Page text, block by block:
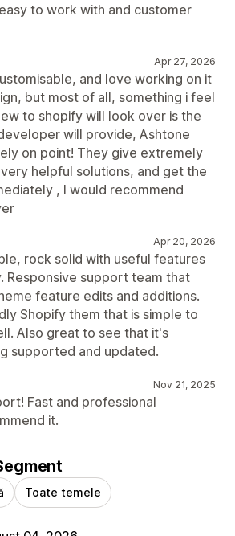
to work with and customer
Apr 27, 2026
and love working on it
but most of all, something i feel
to shopify will look over is the
will provide, Ashtone
on point! They give extremely
helpful solutions, and get the
, I would recommend
Apr 20, 2026
rock solid with useful features
Responsive support team that
feature edits and additions.
Shopify them that is simple to
Also great to see that it's
supported and updated.
Nov 21, 2025
Fast and professional
it.
Toate temele